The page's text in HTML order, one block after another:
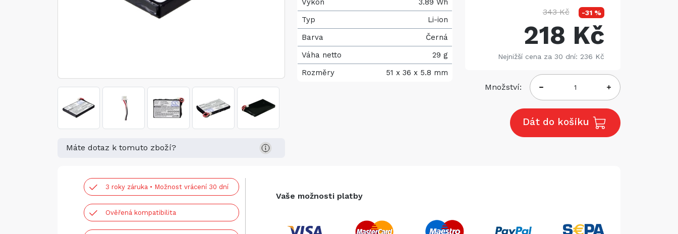
Máte dotaz k tomuto zboží?
Výkon
3.89 Wh
Typ
Li-ion
Barva
Černá
Váha netto
29 g
Rozměry
51 x 36 x 5.8 mm
343 Kč -31 %
218 Kč
Nejnižší cena za 30 dní: 236 Kč
Množství:
Dát do košíku
3 roky záruka • Možnost vrácení 30 dní
Ověřená kompatibilita
Vaše možnosti platby